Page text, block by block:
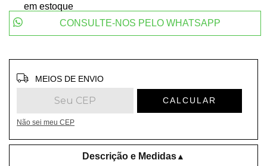
em estoque
CONSULTE-NOS PELO WHATSAPP
Entregas para o CEP: ALTERAR CEP
MEIOS DE ENVIO
CALCULAR
Não sei meu CEP
Descrição e Medidas▲